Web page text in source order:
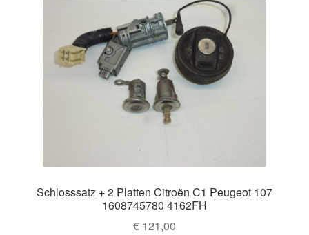
Schlosssatz + 2 Platten Citroën C1 Peugeot 107
1608745780 4162FH
€ 121,00